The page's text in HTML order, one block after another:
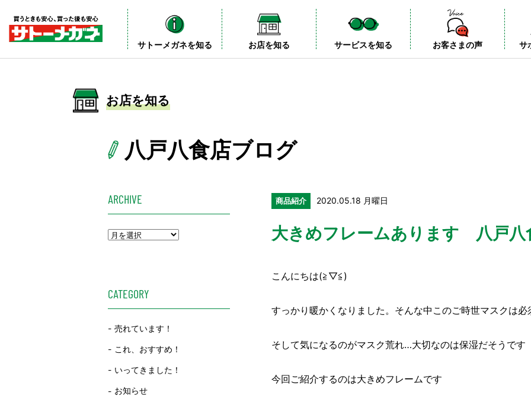
サトーメガネを知る お店を知る サービスを知る お客さまの声
サ
お店を知る
八戸八食店ブログ
商品紹介 2020.05.18 月曜日
大きめフレームあります 八戸八
こんにちは(≧▽≦)
すっかり暖かくなりました。そんな中このご時世マスクは
そして気になるのがマスク荒れ…大切なのは保湿だそうです
今回ご紹介するのは大きめフレームです
ARCHIVE
CATEGORY
売れています！
これ、おすすめ！
いってきました！
お知らせ